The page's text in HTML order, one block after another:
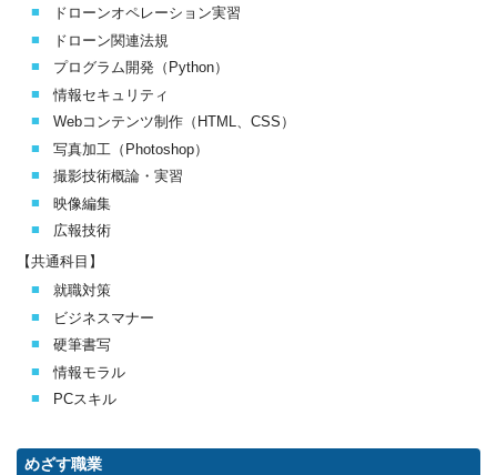
ドローンオペレーション実習
ドローン関連法規
プログラム開発（Python）
情報セキュリティ
Webコンテンツ制作（HTML、CSS）
写真加工（Photoshop）
撮影技術概論・実習
映像編集
広報技術
【共通科目】
就職対策
ビジネスマナー
硬筆書写
情報モラル
PCスキル
めざす職業